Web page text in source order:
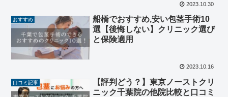
2023.10.30
おすすめ
船橋でおすすめ,安い包茎手術10
選【後悔しない】クリニック選び
と保険適用
2023.10.16
口コミ記事
【評判どう？】東京ノーストクリ
ニック千葉院の他院比較と口コミ